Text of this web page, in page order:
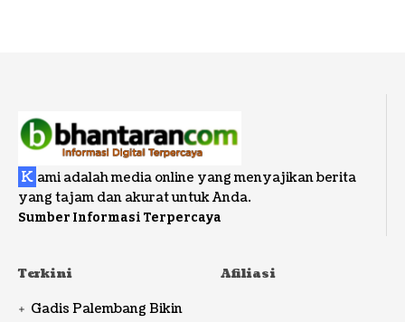
K ami adalah media online yang menyajikan berita
yang tajam dan akurat untuk Anda.
Sumber Informasi Terpercaya
Terkini
Gadis Palembang Bikin
Afiliasi